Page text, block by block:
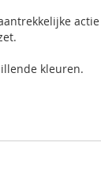
kleuren.